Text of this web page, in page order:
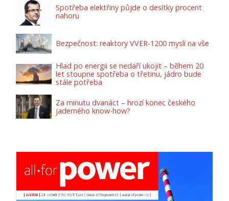
Spotřeba elektřiny půjde o desítky procent
nahoru
Bezpečnost: reaktory VVER-1200 myslí na vše
Hlad po energii se nedaří ukojit – během 20
let stoupne spotřeba o třetinu, jádro bude
stále potřeba
Za minutu dvanáct – hrozí konec českého
jaderného know-how?